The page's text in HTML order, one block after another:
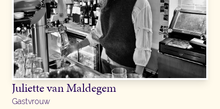
Juliette van Maldegem
Gastvrouw